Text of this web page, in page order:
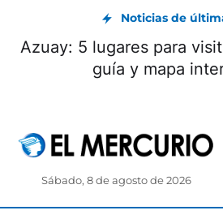
Noticias de
Azuay: 5 lugares para
guía y mapa
Sábado, 8 de agosto de 2026